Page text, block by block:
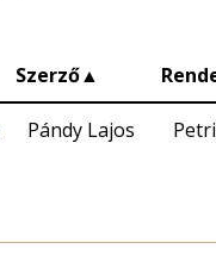
Szerző▲
Pándy Lajos